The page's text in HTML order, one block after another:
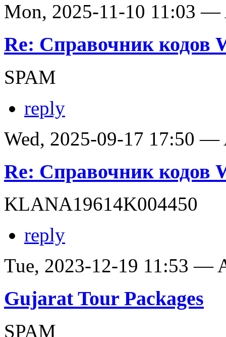
Mon, 2025-11-10 11:03 —
Re: Справочник кодов
SPAM
reply
Wed, 2025-09-17 17:50 —
Re: Справочник кодов
KLANA19614K004450
reply
Tue, 2023-12-19 11:53 —
Gujarat Tour Packages
SPAM